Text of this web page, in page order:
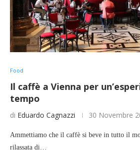
Food
Il caffè a Vienna per
tempo
di Eduardo Cagnazzi 30 Novembre
Ammettiamo che il caffè si beve in tutto il
rilassata di…